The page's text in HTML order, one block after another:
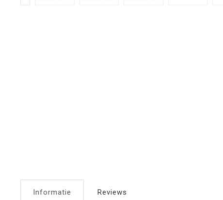
Informatie Reviews